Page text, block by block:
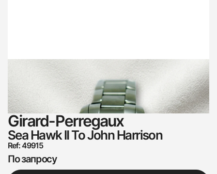
Girard-Perregaux
Sea Hawk II To John Harrison
Ref: 49915
По запросу